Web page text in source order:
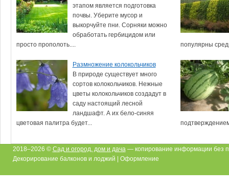
этапом является подготовка
почвы. Уберите мусор и
выкорчуйте пни. Сорняки можно
обработать гербицидом или
просто прополоть....
популярны
Размножение колокольчиков
В природе существует много
сортов колокольчиков. Нежные
цветы колокольчиков создадут в
саду настоящий лесной
ландшафт. А их бело-синяя
цветовая палитра будет...
2018–2026 © Сад и огород, дом и дача — копирование информации без
Декорирование балконов и лоджий | Оформление